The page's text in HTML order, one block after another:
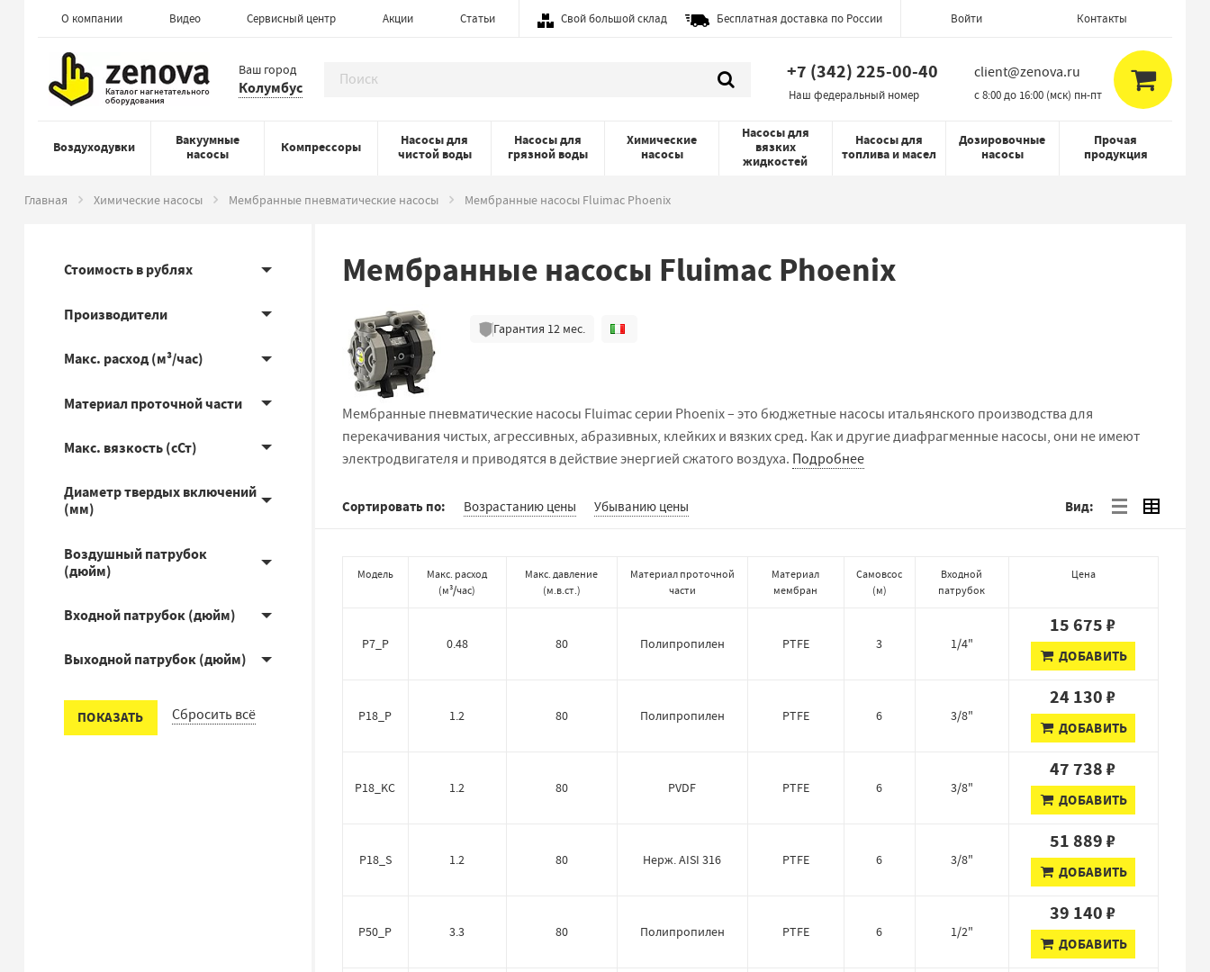
О компании Видео Сервисный центр Акции Статьи Свой большой склад Бесплатная доставка по России Войти Контакты
Ваш город
Колумбус
+7 (342) 225-00-40
Наш федеральный номер
client@zenova.ru
c 8:00 до 16:00 (мск) пн-пт
Воздуходувки
Вакуумные
насосы
Компрессоры
Насосы для
чистой воды
Насосы для
грязной воды
Химические
насосы
Насосы для
вязких
жидкостей
Насосы для
топлива и масел
Дозировочные
насосы
Прочая
продукция
Главная Химические насосы Мембранные пневматические насосы Мембранные насосы Fluimac Phoenix
Стоимость в рублях
Производители
Макс. расход (м³/час)
Материал проточной части
Макс. вязкость (сСт)
Диаметр твердых включений
(мм)
Воздушный патрубок
(дюйм)
Входной патрубок (дюйм)
Выходной патрубок (дюйм)
ПОКАЗАТЬ Сбросить всё
Мембранные насосы Fluimac Phoenix
Гарантия 12 мес.
Мембранные пневматические насосы Fluimac серии Phoenix – это бюджетные насосы итальянского производства для
перекачивания чистых, агрессивных, абразивных, клейких и вязких сред. Как и другие диафрагменные насосы, они не имеют
электродвигателя и приводятся в действие энергией сжатого воздуха. Подробнее
Сортировать по: Возрастанию цены Убыванию цены Вид:
Модель
Макс. расход
(м³/час)
Макс. давление
(м.в.ст.)
Материал проточной
части
Материал
мембран
Самовсос
(м)
Входной
патрубок
Цена
P7_P 0.48 80 Полипропилен PTFE 3 1/4"
15 675 ₽
ДОБАВИТЬ
P18_P 1.2 80 Полипропилен PTFE 6 3/8"
24 130 ₽
ДОБАВИТЬ
P18_KC 1.2 80 PVDF PTFE 6 3/8"
47 738 ₽
ДОБАВИТЬ
P18_S 1.2 80 Нерж. AISI 316 PTFE 6 3/8"
51 889 ₽
ДОБАВИТЬ
P50_P 3.3 80 Полипропилен PTFE 6 1/2"
39 140 ₽
ДОБАВИТЬ